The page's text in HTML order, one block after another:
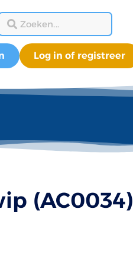
Log in of registreer
(AC0034)